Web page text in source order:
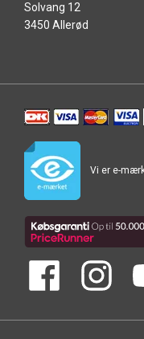
Solvang 12
3450 Allerød
Vi er e-